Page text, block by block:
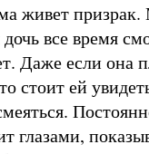
живет
все время
Даже если она
стоит ей
глазами,